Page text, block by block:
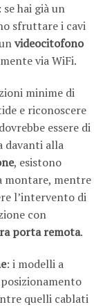
se hai già un
sfruttare i cavi
videocitofono
via WiFi.
minime di
e riconoscere
essere di
davanti alla
, esistono
montare, mentre
l’intervento di
con
porta remota.
: i modelli a
quelli cablati